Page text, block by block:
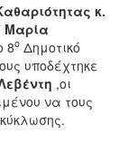
κ.
Μαρία
8ο Δημοτικό
υποδέχτηκε
,οι
να τους